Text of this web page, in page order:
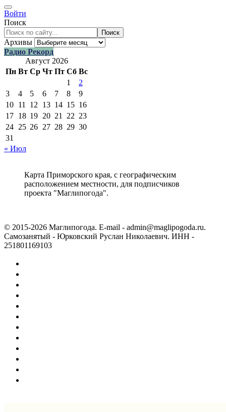
Войти
Поиск
Поиск
Архивы
Радио Рекорд
Август 2026
Пн Вт Ср Чт Пт Сб Вс
1
2
3
4 5 6 7 8
9
10 11 12 13 14 15 16
17 18 19 20 21 22 23
24 25 26 27 28 29 30
31
« Июл
Карта Приморского края, с географическим
расположением местности, для подписчиков
проекта "Маглипогода".
© 2015-2026 Маглипогода. E-mail - admin@maglipogoda.ru.
Самозанятый - Юрковский Руслан Николаевич. ИНН -
251801169103